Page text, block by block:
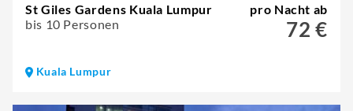
St Giles Gardens Kuala Lumpur
bis 10 Personen
pro Nacht ab
72 €
Kuala Lumpur